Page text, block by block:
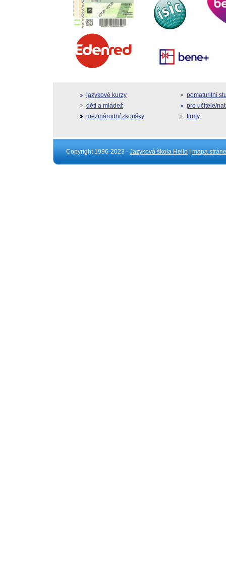
jazykové kurzy
děti a mládež
mezinárodní zkoušky
pomaturitní
pro učitele/
firmy
Copyright 1996-2023 - Jazyková škola Hello mapa